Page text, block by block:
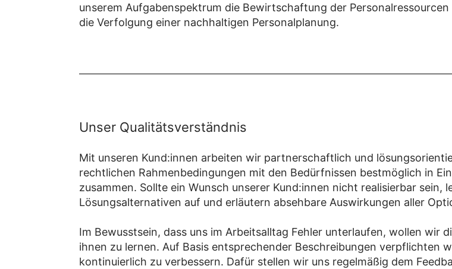
unserem Aufgabenspektrum die Bewirtschaftung der
die Verfolgung einer nachhaltigen Personalplanung.
Unser Qualitätsverständnis
Mit unseren Kund:innen arbeiten wir partnerschaftlich und
rechtlichen Rahmenbedingungen mit den Bedürfnissen bestmöglich in
zusammen. Sollte ein Wunsch unserer Kund:innen nicht realisierbar sein,
Lösungsalternativen auf und erläutern absehbare Auswirkungen aller
Im Bewusstsein, dass uns im Arbeitsalltag Fehler unterlaufen, wollen wir
ihnen zu lernen. Auf Basis entsprechender Beschreibungen verpflichten
kontinuierlich zu verbessern. Dafür stellen wir uns regelmäßig dem